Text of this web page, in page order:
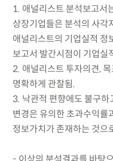
1. 애널리스트 분석보고서
상장기업들은 분석의 사각
애널리스트의 기업실적 정
보고서 발간시점이 기업실
2. 애널리스트 투자의견,
명확하게 관찰됨.
3. 낙관적 편향에도 불구하
변경은 유의한 초과수익률
정보가치가 존재하는 것으
- 이상의 분석결과를 바탕